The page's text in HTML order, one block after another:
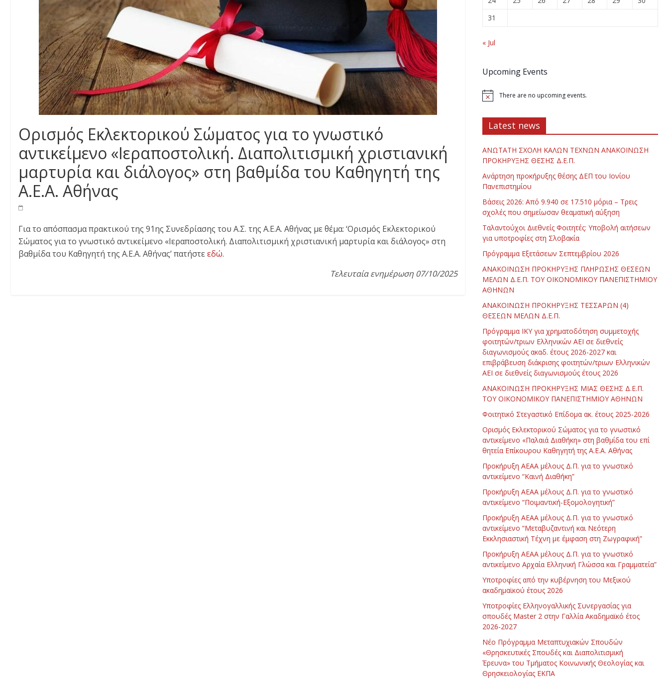
Ορισμός Εκλεκτορικού Σώματος για το γνωστικό
αντικείμενο «Ιεραποστολική. Διαπολιτισμική χριστιανική
μαρτυρία και διάλογος» στη βαθμίδα του Καθηγητή της
Α.Ε.Α. Αθήνας
Για το απόσπασμα πρακτικού της 91ης Συνεδρίασης του Α.Σ. της Α.Ε.Α. Αθήνας με θέμα: ‘Ορισμός Εκλεκτορικού
Σώματος για το γνωστικό αντικείμενο «Ιεραποστολική. Διαπολιτισμική χριστιανική μαρτυρία και διάλογος» στη
βαθμίδα του Καθηγητή της Α.Ε.Α. Αθήνας’ πατήστεεδώ.
Τελευταία ενημέρωση 07/10/2025
31
« Jul
Upcoming Events
There are no upcoming events.
Latest news
ΑΝΩΤΑΤΗ ΣΧΟΛΗ ΚΑΛΩΝ ΤΕΧΝΩΝ ΑΝΑΚΟΙΝΩΣΗ
ΠΡΟΚΗΡΥΞΗΣ ΘΕΣΗΣ Δ.Ε.Π.
Ανάρτηση προκήρυξης θέσης ΔΕΠ του Ιονίου
Πανεπιστημίου
Βάσεις 2026: Από 9.940 σε 17.510 μόρια – Τρεις
σχολές που σημείωσαν θεαματική αύξηση
Ταλαντούχοι Διεθνείς Φοιτητές: Υποβολή αιτήσεων
για υποτροφίες στη Σλοβακία
Πρόγραμμα Εξετάσεων Σεπτεμβρίου 2026
ΑΝΑΚΟΙΝΩΣΗ ΠΡΟΚΗΡΥΞΗΣ ΠΛΗΡΩΣΗΣ ΘΕΣΕΩΝ
ΜΕΛΩΝ Δ.Ε.Π. ΤΟΥ ΟΙΚΟΝΟΜΙΚΟΥ ΠΑΝΕΠΙΣΤΗΜΙΟΥ
ΑΘΗΝΩΝ
ΑΝΑΚΟΙΝΩΣΗ ΠΡΟΚΗΡΥΞΗΣ ΤΕΣΣΑΡΩΝ (4)
ΘΕΣΕΩΝ ΜΕΛΩΝ Δ.Ε.Π.
Πρόγραμμα ΙΚΥ για χρηματοδότηση συμμετοχής
φοιτητών/τριων Ελληνικών ΑΕΙ σε διεθνείς
διαγωνισμούς ακαδ. έτους 2026-2027 και
επιβράβευση διάκρισης φοιτητών/τριων Ελληνικών
ΑΕΙ σε διεθνείς διαγωνισμούς έτους 2026
ΑΝΑΚΟΙΝΩΣΗ ΠΡΟΚΗΡΥΞΗΣ ΜΙΑΣ ΘΕΣΗΣ Δ.Ε.Π.
ΤΟΥ ΟΙΚΟΝΟΜΙΚΟΥ ΠΑΝΕΠΙΣΤΗΜΙΟΥ ΑΘΗΝΩΝ
Φοιτητικό Στεγαστικό Επίδομα ακ. έτους 2025-2026
Ορισμός Εκλεκτορικού Σώματος για το γνωστικό
αντικείμενο «Παλαιά Διαθήκη» στη βαθμίδα του επί
θητεία Επίκουρου Καθηγητή της Α.Ε.Α. Αθήνας
Προκήρυξη ΑΕΑΑ μέλους Δ.Π. για το γνωστικό
αντικείμενο “Καινή Διαθήκη”
Προκήρυξη ΑΕΑΑ μέλους Δ.Π. για το γνωστικό
αντικείμενο “Ποιμαντική-Εξομολογητική”
Προκήρυξη ΑΕΑΑ μέλους Δ.Π. για το γνωστικό
αντικείμενο “Μεταβυζαντινή και Νεότερη
Εκκλησιαστική Τέχνη με έμφαση στη Ζωγραφική”
Προκήρυξη ΑΕΑΑ μέλους Δ.Π. για το γνωστικό
αντικείμενο Αρχαία Ελληνική Γλώσσα και Γραμματεία”
Υποτροφίες από την κυβέρνηση του Μεξικού
ακαδημαϊκού έτους 2026
Υποτροφίες Ελληνογαλλικής Συνεργασίας για
σπουδές Master 2 στην Γαλλία Ακαδημαϊκό έτος
2026-2027
Νέο Πρόγραμμα Μεταπτυχιακών Σπουδών
«Θρησκευτικές Σπουδές και Διαπολιτισμική
Έρευνα» του Τμήματος Κοινωνικής Θεολογίας και
Θρησκειολογίας ΕΚΠΑ